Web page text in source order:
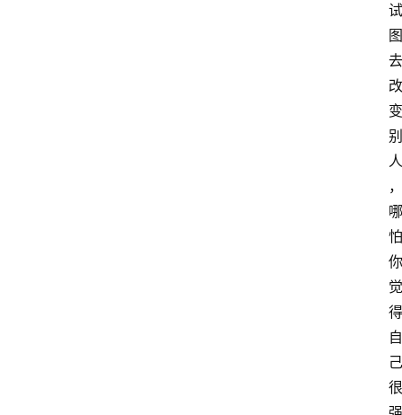
试
图
去
改
变
别
人
，
哪
怕
你
觉
得
自
己
很